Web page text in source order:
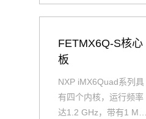
Q 核心板、iMX6Q工业
i.MX6Q核心板基于NXP
（原Freescale）Corte
x-A9架构的i.MX6Q四核
处理器设计，核心板小
尺寸核心板搭配独特的
薄款连接器，让设计随
FETMX6Q-S核心
板
NXP iMX6Quad系列具
有四个内核，运行频率
达1.2 GHz，带有1 MB